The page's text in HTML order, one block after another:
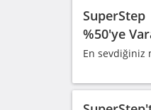
SuperStep
%50'ye
En sevdiğiniz